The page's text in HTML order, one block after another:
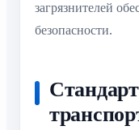
загрязнителей
безопасности.